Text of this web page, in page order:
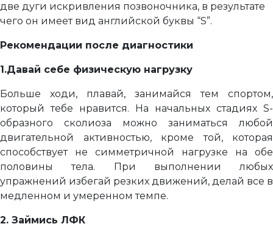
две дуги искривления позвоночника, в результате
чего он имеет вид английской буквы “S”.
Рекомендации после диагностики
1.Давай себе физическую нагрузку
Больше ходи, плавай, занимайся тем спортом,
который тебе нравится. На начальных стадиях S-
образного сколиоза можно заниматься любой
двигательной активностью, кроме той, которая
способствует не симметричной нагрузке на обе
половины тела. При выполнении любых
упражнений избегай резких движений, делай все в
медленном и умеренном темпе.
2. Займись ЛФК